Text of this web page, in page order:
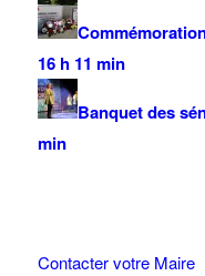
16 h 11 min
Banquet des
min
Contacter votre Maire